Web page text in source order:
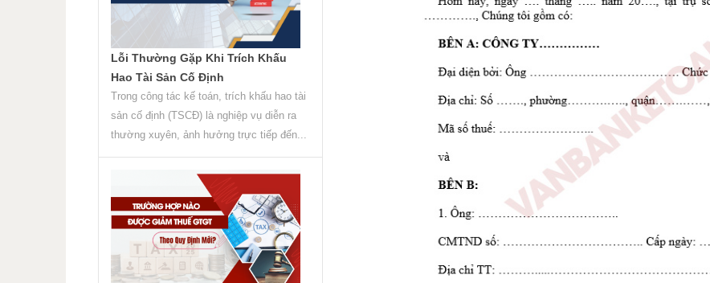
Lỗi Thường Gặp Khi Trích Khấu
Hao Tài Sản Cố Định
Trong công tác kế toán, trích khấu hao tài
sản cố định (TSCĐ) là nghiệp vụ diễn ra
thường xuyên, ảnh hưởng trực tiếp đến...